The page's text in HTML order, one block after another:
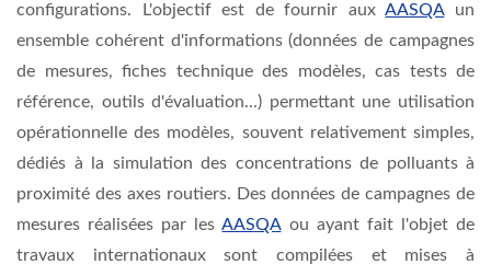
configurations. L'objectif est de fournir auxAASQAun
ensemble cohérent d'informations (données de campagnes
de mesures, fiches technique des modèles, cas tests de
référence, outils d'évaluation...) permettant une utilisation
opérationnelle des modèles, souvent relativement simples,
dédiés à la simulation des concentrations de polluants à
proximité des axes routiers. Des données de campagnes de
mesures réalisées par lesAASQAou ayant fait l'objet de
travaux internationaux sont compilées et mises à